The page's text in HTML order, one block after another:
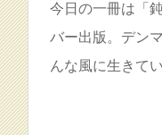
今日の一冊は「
バー出版。デン
んな風に生きて